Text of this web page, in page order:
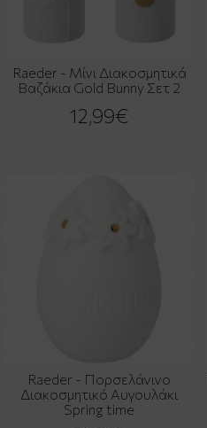
Raeder - Μίνι Διακοσμητικά
Βαζάκια Gold Bunny Σετ 2
12,99€
Raeder - Πορσελάνινο
Διακοσμητικό Αυγουλάκι
Spring time